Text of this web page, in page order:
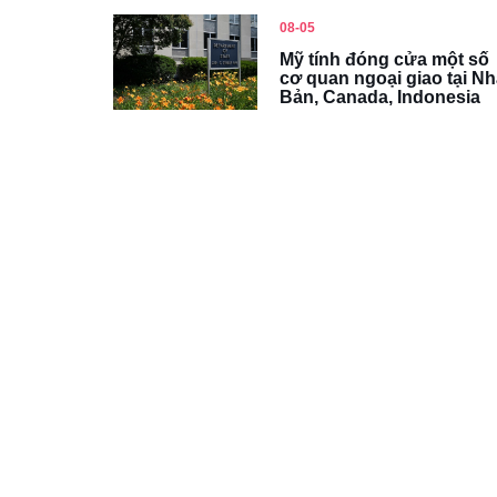
08-05
Mỹ tính đóng cửa một số
cơ quan ngoại giao tại
Bản, Canada, Indonesia